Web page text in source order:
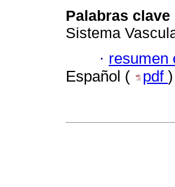
Palabras clave
Sistema
· resumen
Español (
pdf )